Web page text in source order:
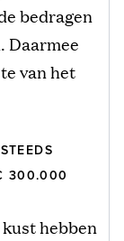
bedragen
Daarmee
van het
300.000
hebben